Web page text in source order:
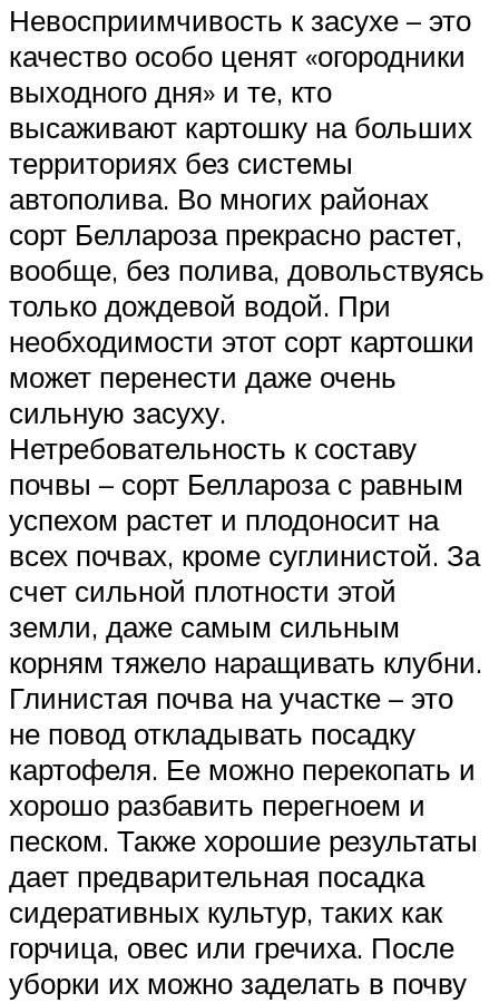
Невосприимчивость к засухе – это
качество особо ценят «огородники
выходного дня» и те, кто
высаживают картошку на больших
территориях без системы
автополива. Во многих районах
сорт Беллароза прекрасно растет,
вообще, без полива, довольствуясь
только дождевой водой. При
необходимости этот сорт картошки
может перенести даже очень
сильную засуху.
Нетребовательность к составу
почвы – сорт Беллароза с равным
успехом растет и плодоносит на
всех почвах, кроме суглинистой. За
счет сильной плотности этой
земли, даже самым сильным
корням тяжело наращивать клубни.
Глинистая почва на участке – это
не повод откладывать посадку
картофеля. Ее можно перекопать и
хорошо разбавить перегноем и
песком. Также хорошие результаты
дает предварительная посадка
сидеративных культур, таких как
горчица, овес или гречиха. После
уборки их можно заделать в почву